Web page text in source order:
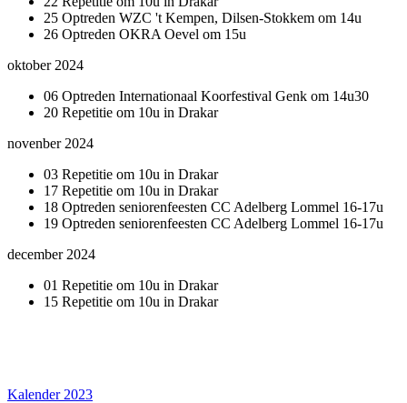
25 Optreden WZC 't Kempen, Dilsen-Stokkem om 14u
26 Optreden OKRA Oevel om 15u
oktober 2024
06 Optreden Internationaal Koorfestival Genk om 14u30
20 Repetitie om 10u in Drakar
novenber 2024
03 Repetitie om 10u in Drakar
17 Repetitie om 10u in Drakar
18 Optreden seniorenfeesten CC Adelberg Lommel 16-17u
19 Optreden seniorenfeesten CC Adelberg Lommel 16-17u
december 2024
01 Repetitie om 10u in Drakar
15 Repetitie om 10u in Drakar
Kalender 2023